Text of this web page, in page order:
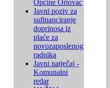
Općine Oriovac
Javni poziv za
sufinanciranje
doprinosa iz
plaće za
novozaposlenog
radnika
Javni natječaj -
Komunalni
redar